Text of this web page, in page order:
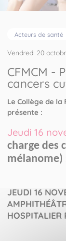
Acteurs de santé
Vendredi 20
CFMCM -
cancers
Le Collège de
présente :
Jeudi 16
charge des
mélanome)
JEUDI 16
HOSPITALIER